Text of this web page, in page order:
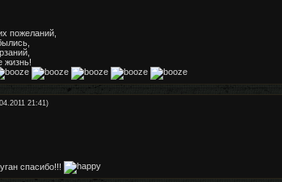
пожеланий,
жизнь!
21:41)
спасибо!!!